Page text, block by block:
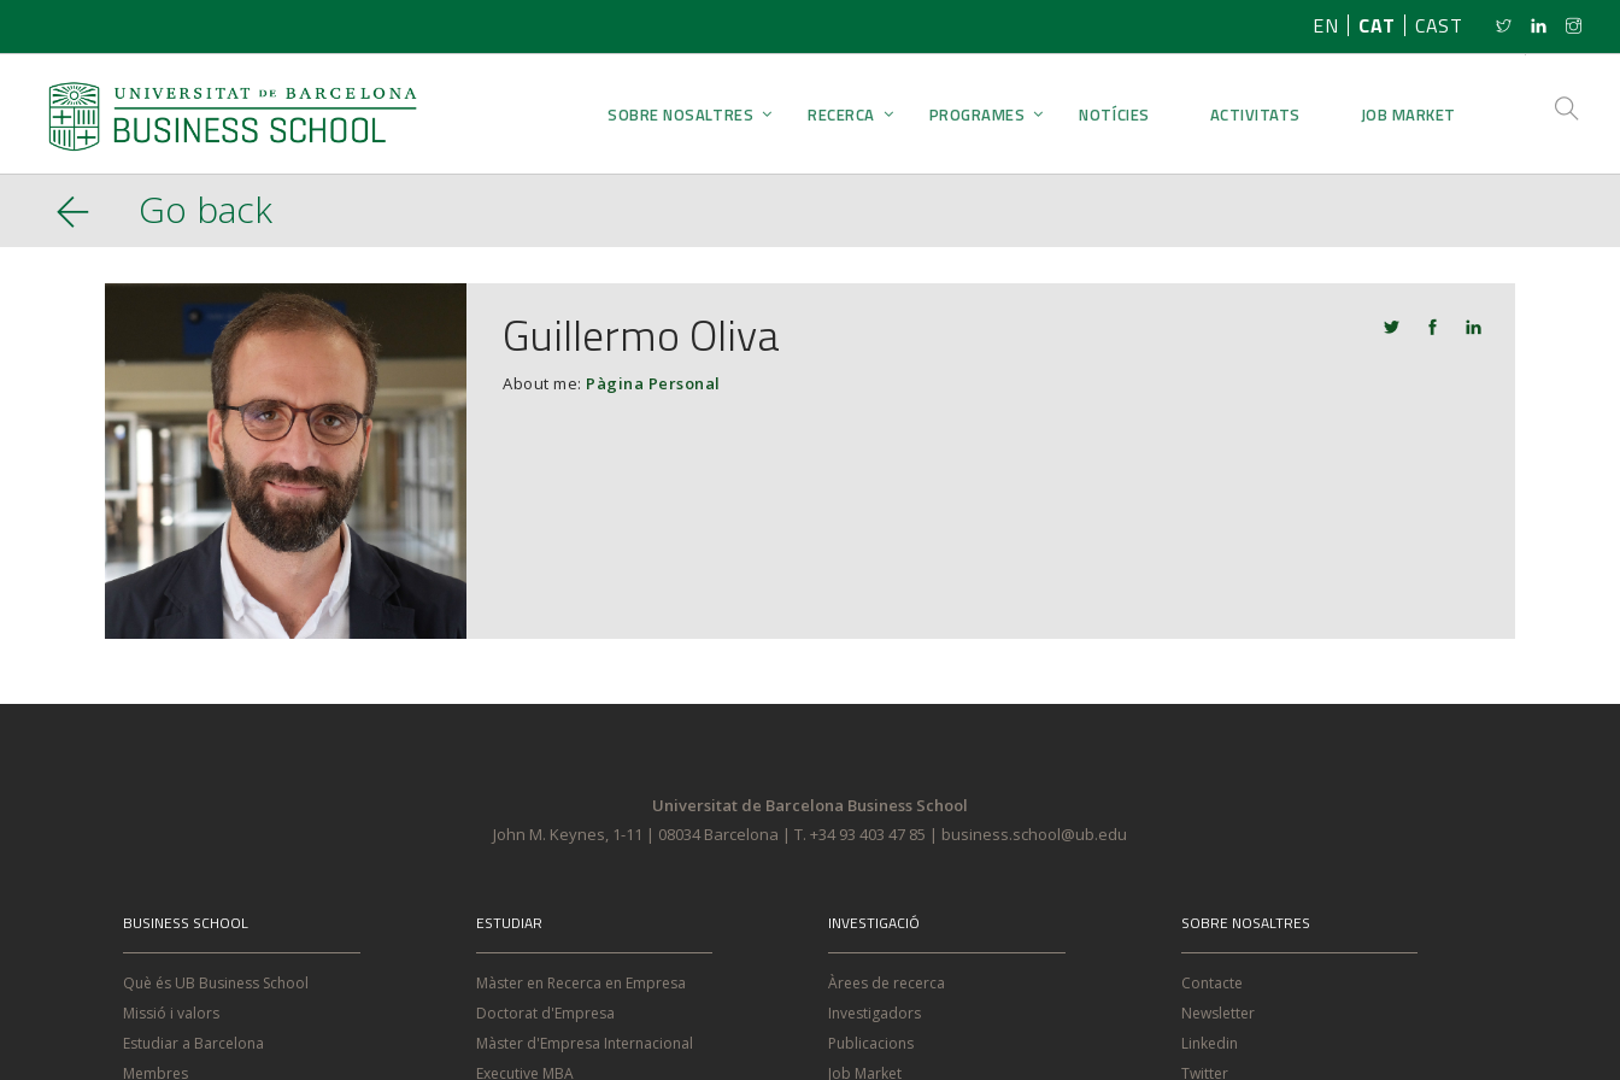
EN CAT CAST
SOBRE NOSALTRES RECERCA PROGRAMES NOTÍCIES ACTIVITATS JOB MARKET
Go back
Guillermo Oliva
About me: Pàgina Personal
Universitat de Barcelona Business School
John M. Keynes, 1-11 | 08034 Barcelona | T. +34 93 403 47 85 | business.school@ub.edu
BUSINESS SCHOOL
Què és UB Business School
Missió i valors
Estudiar a Barcelona
Membres
ESTUDIAR
Màster en Recerca en Empresa
Doctorat d'Empresa
Màster d'Empresa Internacional
Executive MBA
INVESTIGACIÓ
Àrees de recerca
Investigadors
Publicacions
Job Market
SOBRE NOSALTRES
Contacte
Newsletter
Linkedin
Twitter